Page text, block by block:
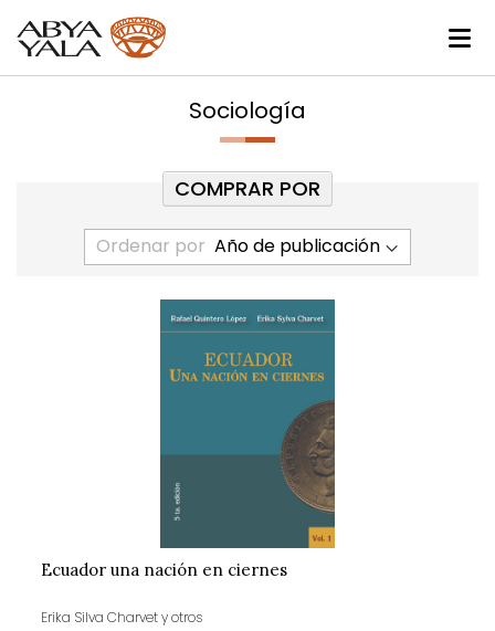
Sociología
Ordenar por
Ecuador una nación en ciernes
Erika Silva Charvet y otros
COMPRAR POR